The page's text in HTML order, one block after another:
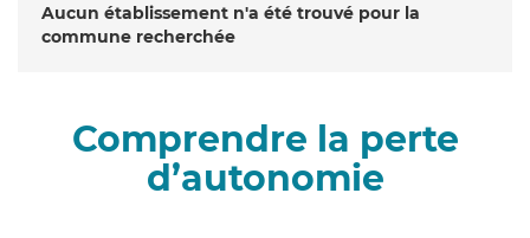
Aucun établissement n'a été trouvé pour la
commune recherchée
Comprendre la perte
d’autonomie